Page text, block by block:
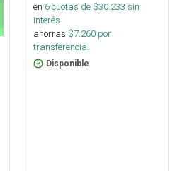
en 6cuotas de $30.233 sin
interés
ahorras $7.260 por
transferencia.
Disponible